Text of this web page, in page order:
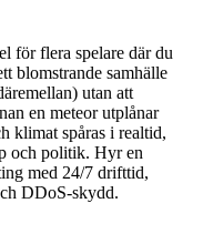
för flera spelare där du
blomstrande samhälle
utan att
en meteor utplånar
klimat spåras i realtid,
och politik. Hyr en
med 24/7 drifttid,
DDoS-skydd.